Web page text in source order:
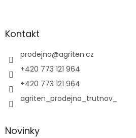
Kontakt
prodejna@agriten.cz
+420 773 121 964
+420 773 121 964
agriten_prodejna_trutnov_
Novinky